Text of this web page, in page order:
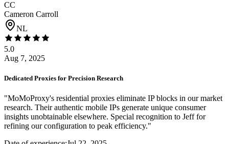
CC
Cameron Carroll
NL
5.0
Aug 7, 2025
Dedicated Proxies for Precision Research
"MoMoProxy's residential proxies eliminate IP blocks in our market
research. Their authentic mobile IPs generate unique consumer
insights unobtainable elsewhere. Special recognition to Jeff for
refining our configuration to peak efficiency."